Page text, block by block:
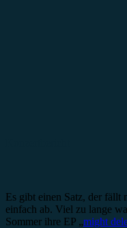
Es gibt einen Satz, der fällt
einfach ab. Viel zu lange
Sommer ihre EP „might